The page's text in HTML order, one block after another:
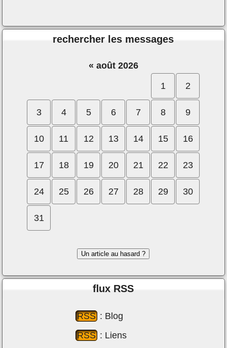
rechercher les messages
« août 2026
1
2
3 4 5 6 7 8 9
10 11 12 13 14 15 16
17 18 19 20 21 22 23
24 25 26 27 28 29 30
31
Un article au hasard ?
ﬂux RSS
RSS: Blog
RSS: Liens